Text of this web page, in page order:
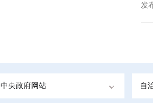
发
中央政府网站 自